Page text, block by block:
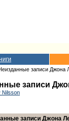
записи Джона
записи
Nilsson
записи Джона